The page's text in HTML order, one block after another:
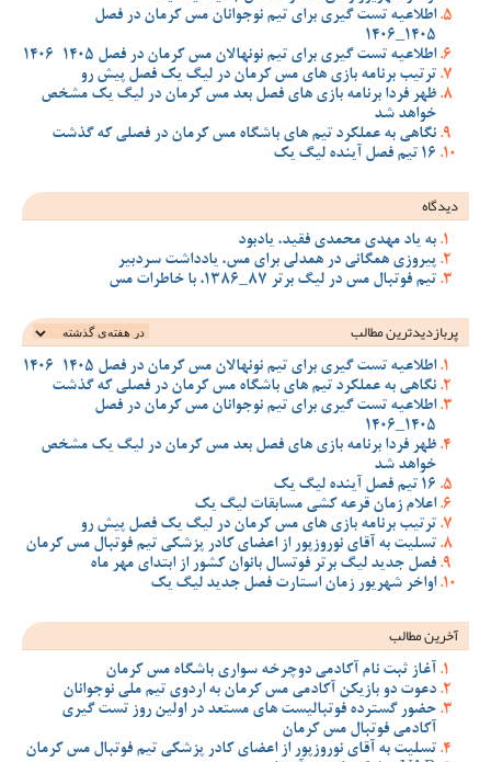
اطلاعیه تست گیری برای تیم نوجوانان مس کرمان در فصل
1405_1406
اطلاعیه تست گیری برای تیم نونهالان مس کرمان در فصل 1405-1406
ترتیب برنامه بازی های مس کرمان در لیگ یک فصل پیش رو
ظهر فردا برنامه بازی های فصل بعد مس کرمان در لیگ یک مشخص
خواهد شد
نگاهی به عملکرد تیم های باشگاه مس کرمان در فصلی که گذشت
16 تیم فصل آینده لیگ یک
دیدگاه
به یاد مهدی محمدی فقید، یادبود
پیروزی همگانی در همدلی برای مس، یادداشت سردبیر
تیم فوتبال مس در لیگ برتر 87_1386، با خاطرات مس
پربازدیدترین‌ مطالب
اطلاعیه تست گیری برای تیم نونهالان مس کرمان در فصل 1405-1406
نگاهی به عملکرد تیم های باشگاه مس کرمان در فصلی که گذشت
اطلاعیه تست گیری برای تیم نوجوانان مس کرمان در فصل
1405_1406
ظهر فردا برنامه بازی های فصل بعد مس کرمان در لیگ یک مشخص
خواهد شد
16 تیم فصل آینده لیگ یک
اعلام زمان قرعه کشی مسابقات لیگ یک
ترتیب برنامه بازی های مس کرمان در لیگ یک فصل پیش رو
تسلیت به آقای نوروزپور از اعضای کادر پزشکی تیم فوتبال مس کرمان
فصل جدید لیگ برتر فوتسال بانوان کشور از ابتدای مهر ماه
اواخر شهریور زمان استارت فصل جدید لیگ یک
آخرین مطالب
آغاز ثبت نام آکادمی دوچرخه سواری باشگاه مس کرمان
دعوت دو بازیکن آکادمی مس کرمان به اردوی تیم ملی نوجوانان
حضور گسترده فوتبالیست های مستعد در اولین روز تست گیری
آکادمی فوتبال مس کرمان
تسلیت به آقای نوروزپور از اعضای کادر پزشکی تیم فوتبال مس کرمان